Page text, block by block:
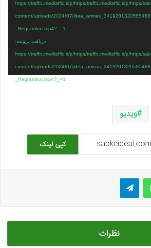
https://traffic.mediaffic.ir/p/https/traffic.mediaffic.ir/p/https/
content/uploads/2024/07/
_Regrambot.mp4?_=1
دریافت پرونده:
https://traffic.mediaffic.ir/p/https/traffic.mediaffic.ir/p/https/
content/uploads/2024/07/
_Regrambot.mp4?_=1
ویدیو
کپی لینک
واتس آپ تلگرام
نظرات